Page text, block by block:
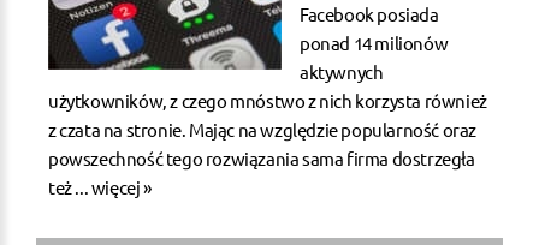
Facebook posiada
ponad 14 milionów
aktywnych
użytkowników, z czego mnóstwo z nich korzysta również
z czata na stronie. Mając na względzie popularność oraz
powszechność tego rozwiązania sama firma dostrzegła
też ... więcej »